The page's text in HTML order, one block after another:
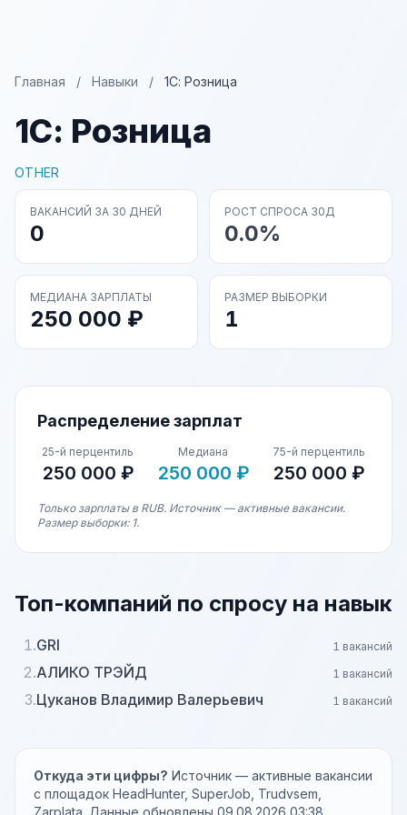
Главная / Навыки / 1С: Розница
1С: Розница
OTHER
ВАКАНСИЙ ЗА 30 ДНЕЙ
0
РОСТ СПРОСА 30Д
0.0%
МЕДИАНА ЗАРПЛАТЫ
250 000 ₽
РАЗМЕР ВЫБОРКИ
1
Распределение зарплат
25-й перцентиль
250 000 ₽
Медиана
250 000 ₽
75-й перцентиль
250 000 ₽
Только зарплаты в RUB. Источник — активные вакансии.
Размер выборки: 1.
Топ-компаний по спросу на навык
1.GRI 1 вакансий
2.АЛИКО ТРЭЙД 1 вакансий
3.Цуканов Владимир Валерьевич 1 вакансий
Откуда эти цифры? Источник — активные вакансии
с площадок HeadHunter, SuperJob, Trudvsem,
Zarplata. Данные обновлены 09.08.2026 03:38.